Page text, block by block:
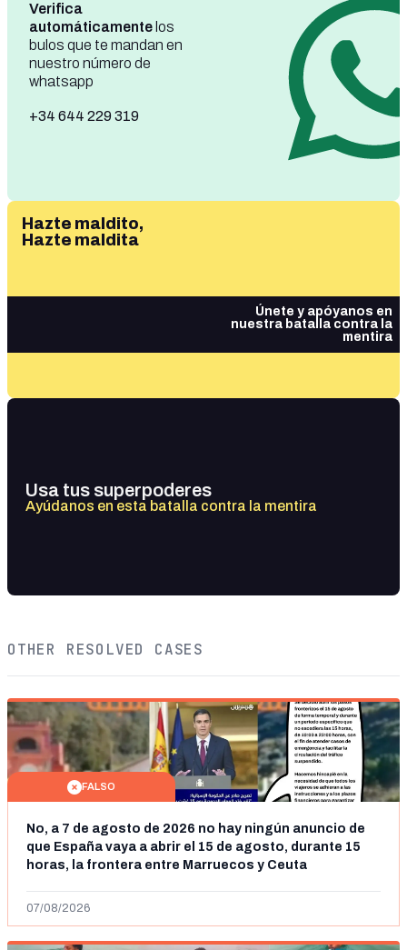
Verifica
automáticamente los
bulos que te mandan en
nuestro número de
whatsapp
+34 644 229 319
Hazte maldito,
Hazte maldita
Únete y apóyanos en
nuestra batalla contra la
mentira
Usa tus superpoderes
Ayúdanos en esta batalla contra la mentira
OTHER RESOLVED CASES
FALSO
No, a 7 de agosto de 2026 no hay ningún anuncio de
que España vaya a abrir el 15 de agosto, durante 15
horas, la frontera entre Marruecos y Ceuta
07/08/2026